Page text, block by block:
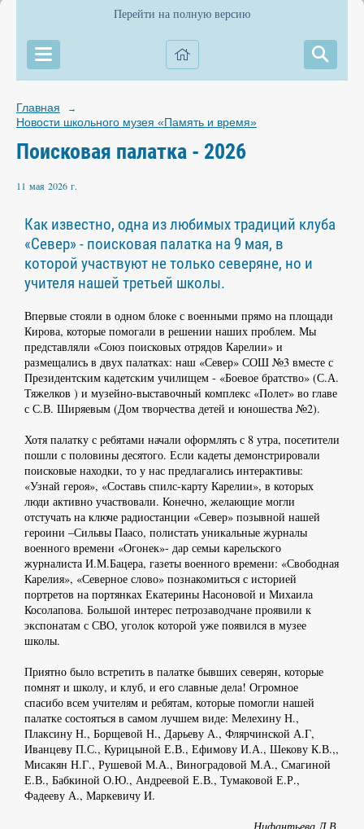
Перейти на полную версию
Главная →
Новости школьного музея «Память и время»
Поисковая палатка - 2026
11 мая 2026 г.
Как известно, одна из любимых традиций клуба
«Север» - поисковая палатка на 9 мая, в
которой участвуют не только северяне, но и
учителя нашей третьей школы.
Впервые стояли в одном блоке с военными прямо на площади
Кирова, которые помогали в решении наших проблем. Мы
представляли «Союз поисковых отрядов Карелии» и
размещались в двух палатках: наш «Север» СОШ №3 вместе с
Президентским кадетским училищем - «Боевое братство» (С.А.
Тяжелков ) и музейно-выставочный комплекс «Полет» во главе
с С.В. Ширяевым (Дом творчества детей и юношества №2).
Хотя палатку с ребятами начали оформлять с 8 утра, посетители
пошли с половины десятого. Если кадеты демонстрировали
поисковые находки, то у нас предлагались интерактивы:
«Узнай героя», «Составь спилс-карту Карелии», в которых
люди активно участвовали. Конечно, желающие могли
отстучать на ключе радиостанции «Север» позывной нашей
героини –Сильвы Паасо, полистать уникальные журналы
военного времени «Огонек»- дар семьи карельского
журналиста И.М.Бацера, газеты военного времени: «Свободная
Карелия», «Северное слово» познакомиться с историей
портретов на портянках Екатерины Насоновой и Михаила
Косолапова. Большой интерес петрозаводчане проявили к
экспонатам с СВО, уголок которой уже появился в музее
школы.
Приятно было встретить в палатке бывших северян, которые
помнят и школу, и клуб, и его славные дела! Огромное
спасибо всем учителям и ребятам, которые помогли нашей
палатке состояться в самом лучшем виде: Мелехину Н.,
Плаксину Н., Борщевой Н., Дарьеву А., Флярчинской А.Г,
Иванцеву П.С., Курицыной Е.В., Ефимову И.А., Шекову К.В.,,
Мисакян Н.Г., Рушевой М.А., Виноградовой М.А., Смагиной
Е.В., Бабкиной О.Ю., Андреевой Е.В., Тумаковой Е.Р.,
Фадееву А., Маркевичу И.
Нифантьева Л.В.